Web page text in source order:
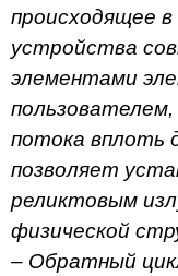
происходящее
устройства
элементами
потока вплоть
позволяет
реликтовым
физической
– Обратный